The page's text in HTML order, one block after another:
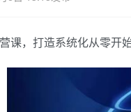
课，打造系统化从零开